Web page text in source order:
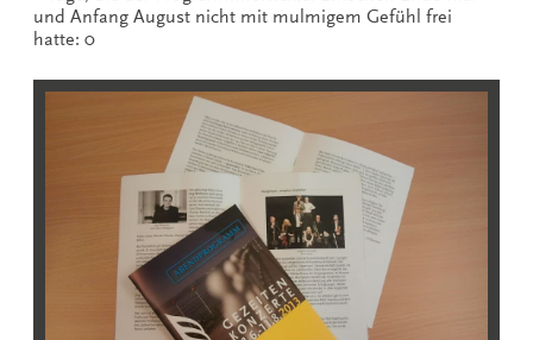
und Anfang August nicht mit mulmigem Gefühl frei
hatte: 0